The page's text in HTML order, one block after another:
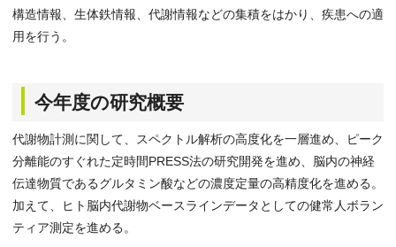
構造情報、生体鉄情報、代謝情報などの集積をはかり、疾患への適
用を行う。
今年度の研究概要
代謝物計測に関して、スペクトル解析の高度化を一層進め、ピーク
分離能のすぐれた定時間PRESS法の研究開発を進め、脳内の神経
伝達物質であるグルタミン酸などの濃度定量の高精度化を進める。
加えて、ヒト脳内代謝物ベースラインデータとしての健常人ボラン
ティア測定を進める。